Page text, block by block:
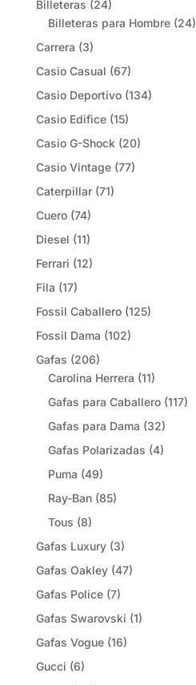
Billeteras (24)
Billeteras para Hombre (24)
Carrera (3)
Casio Casual (67)
Casio Deportivo (134)
Casio Edifice (15)
Casio G-Shock (20)
Casio Vintage (77)
Caterpillar (71)
Cuero (74)
Diesel (11)
Ferrari (12)
Fila (17)
Fossil Caballero (125)
Fossil Dama (102)
Gafas (206)
Carolina Herrera (11)
Gafas para Caballero (117)
Gafas para Dama (32)
Gafas Polarizadas (4)
Puma (49)
Ray-Ban (85)
Tous (8)
Gafas Luxury (3)
Gafas Oakley (47)
Gafas Police (7)
Gafas Swarovski (1)
Gafas Vogue (16)
Gucci (6)